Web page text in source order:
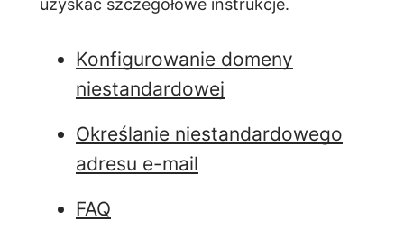
uzyskać szczegółowe instrukcje.
Konfigurowanie domeny
niestandardowej
Określanie niestandardowego
adresu e-mail
FAQ